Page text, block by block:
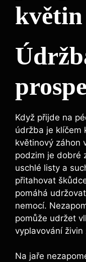
květin
Když přijde na
údržba je klíčem
květinový záhon
podzim je dobré
uschlé listy a
přitahovat
pomáhá
nemocí.
pomůže udržet
vyplavování živin
Na jaře